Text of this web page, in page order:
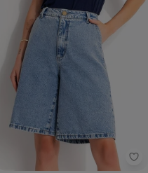
- Bermuda Azul